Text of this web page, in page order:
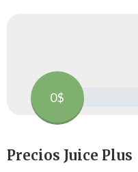
0$
Precios Juice Plus